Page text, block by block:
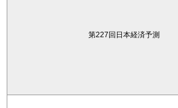
第227回日本経済予測